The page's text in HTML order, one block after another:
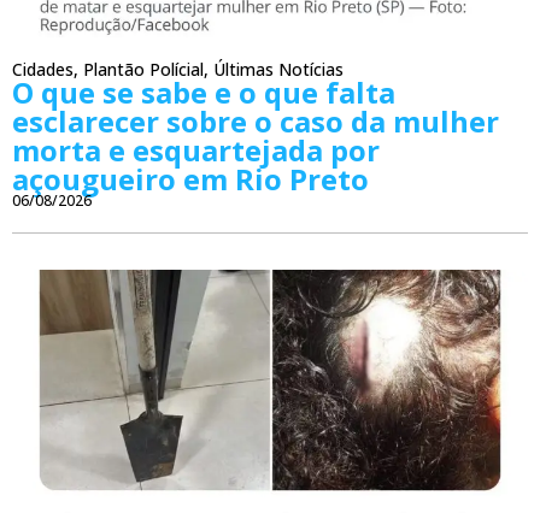
Cidades, Plantão Polícial, Últimas Notícias
O que se sabe e o que falta
esclarecer sobre o caso da mulher
morta e esquartejada por
açougueiro em Rio Preto
06/08/2026